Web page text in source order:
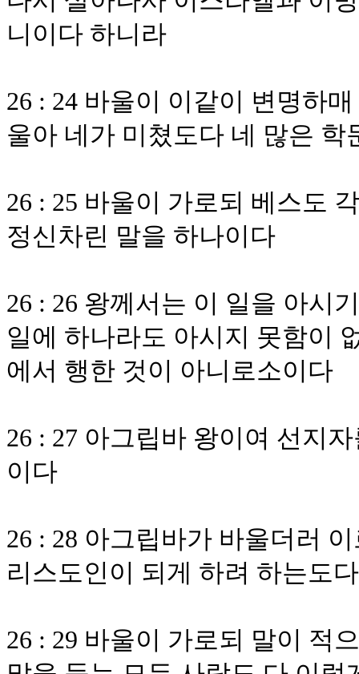
니이다 하니라
26 : 24 바울이 이같이 변명하
울아 네가 미쳤도다 네 많은
26 : 25 바울이 가로되 베스도
정신차린 말을 하나이다
26 : 26 왕께서는 이 일을 아시
일에 하나라도 아시지 못함이
에서 행한 것이 아니로소이다
26 : 27 아그립바 왕이여 선지
이다
26 : 28 아그립바가 바울더러
리스도인이 되게 하려 하는도다
26 : 29 바울이 가로되 말이 적